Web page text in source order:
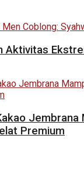
Aktivitas
Jembrana
Premium